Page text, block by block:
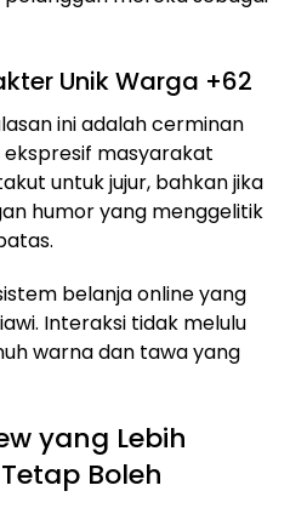
Unik Warga +62
ini adalah cerminan
masyarakat
untuk jujur, bahkan jika
humor yang menggelitik
belanja online yang
Interaksi tidak melulu
warna dan tawa yang
yang Lebih
Boleh